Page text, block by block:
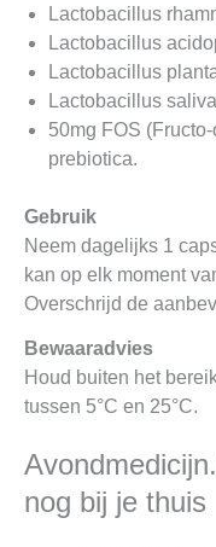
Lactobacillus
Lactobacillus
Lactobacillus
Lactobacillus
50mg FOS
prebiotica.
Gebruik
Neem dagelijks 1
kan op elk moment
Overschrijd de
Bewaaradvies
Houd buiten het
tussen 5°C en 25°C.
nog bij je thuis